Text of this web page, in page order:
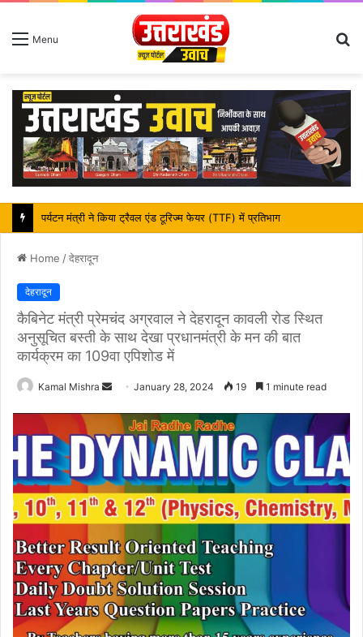
Menu
महापौर शंभू पासवान के जन्मदिवस पर क्षेत्र में विकास की सौगात
Home /देहरादून
देहरादून
कैबिनेट मंत्री प्रेमचंद अग्रवाल ने देहरादून कावली रोड स्थित
अनुसूचित बस्ती के साथ देखा प्रधानमंत्री के मन की बात
कार्यक्रम का 109वा एपिशोड में
Kamal Mishra
Send
email
January 28, 2024 19 1 minute read